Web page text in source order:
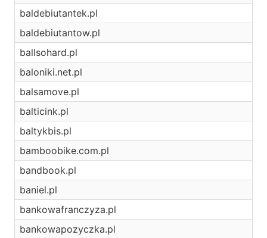
baldebiutantek.pl
baldebiutantow.pl
ballsohard.pl
baloniki.net.pl
balsamove.pl
balticink.pl
baltykbis.pl
bamboobike.com.pl
bandbook.pl
baniel.pl
bankowafranczyza.pl
bankowapozyczka.pl